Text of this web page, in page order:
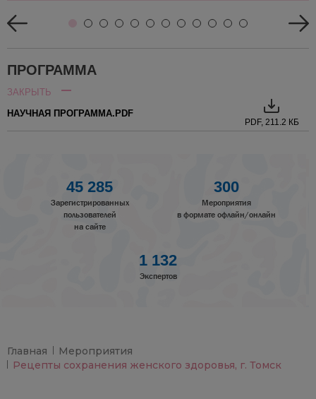
ПРОГРАММА
ЗАКРЫТЬ
НАУЧНАЯ ПРОГРАММА.PDF
PDF, 211.2 КБ
45 285
Зарегистрированных
пользователей
на сайте
300
Мероприятия
в формате офлайн/онлайн
1 132
Экспертов
Главная
Мероприятия
Рецепты сохранения женского здоровья, г. Томск